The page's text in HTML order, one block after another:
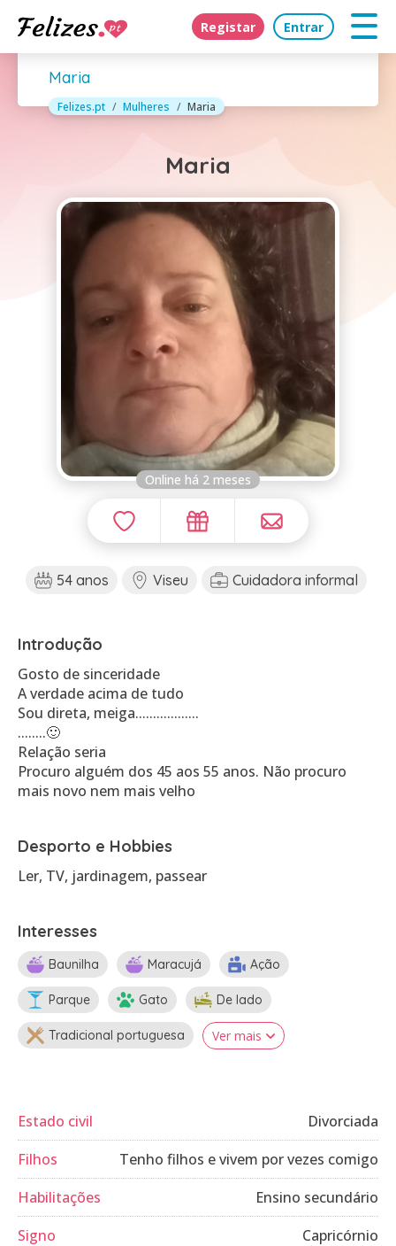
Registar Entrar
Maria
Felizes.pt Mulheres Maria
Maria
Online há 2 meses
54 anos Viseu Cuidadora informal
Introdução
Gosto de sinceridade
A verdade acima de tudo
Sou direta, meiga..................
........🙂
Relação seria
Procuro alguém dos 45 aos 55 anos. Não procuro
Desporto e Hobbies
Ler, TV, jardinagem, passear
Interesses
Baunilha Maracujá Ação
Parque Gato De lado
Tradicional portuguesa Ver mais
Estado civil
Divorciada
Filhos
Tenho filhos e vivem por vezes comigo
Habilitações
Ensino secundário
Signo
Capricórnio